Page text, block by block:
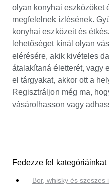
olyan konyhai eszközöket
megfelelnek ízlésének.
konyhai eszközeit és
lehetőséget kínál olyan
elérésére, akik kivételes
átalakítaná életterét, vagy
el tárgyakat, akkor ott a
Regisztráljon még ma,
vásárolhasson vagy
Fedezze fel kategóriáinkat
Bor, whisky és szeszes